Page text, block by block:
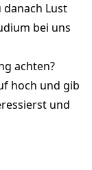
Lust
bei uns
achten?
hoch und gib
und